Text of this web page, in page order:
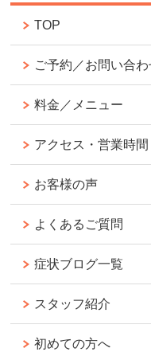
TOP
ご予約／お問い合わ
料金／メニュー
アクセス・営業時間
お客様の声
よくあるご質問
症状ブログ一覧
スタッフ紹介
初めての方へ